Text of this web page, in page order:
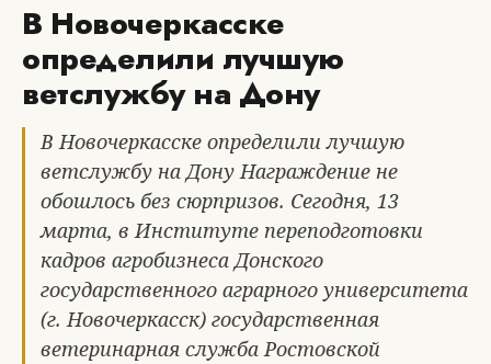
В Новочеркасске
определили лучшую
ветслужбу на Дону
В Новочеркасске определили лучшую
ветслужбу на Дону Награждение не
обошлось без сюрпризов. Сегодня, 13
марта, в Институте переподготовки
кадров агробизнеса Донского
государственного аграрного университета
(г. Новочеркасск) государственная
ветеринарная служба Ростовской